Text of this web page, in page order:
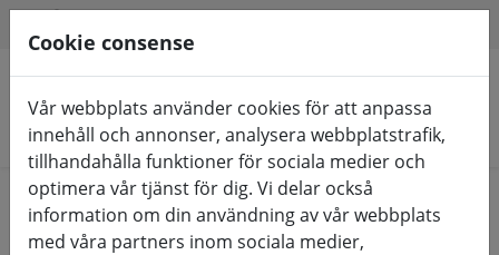
Sök produkter
Home % Försäljning
Cookie consense
Vår webbplats använder cookies för att anpassa
innehåll och annonser, analysera webbplatstrafik,
tillhandahålla funktioner för sociala medier och
optimera vår tjänst för dig. Vi delar också
information om din användning av vår webbplats
med våra partners inom sociala medier,